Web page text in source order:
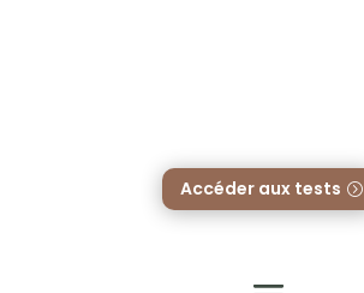
Accéder aux tests